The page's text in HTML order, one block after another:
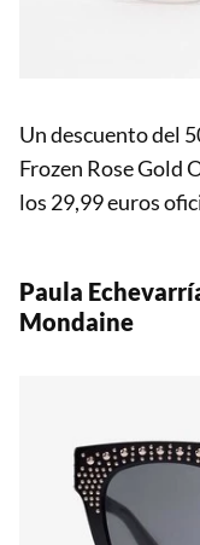
Un descuento del
Frozen Rose Gold
los 29,99 euros
Paula
Mondaine